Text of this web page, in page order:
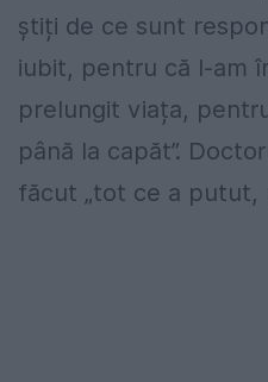
știți de ce sunt
iubit, pentru că l-am
prelungit viața,
până la capăt”.
făcut „tot ce a putut,